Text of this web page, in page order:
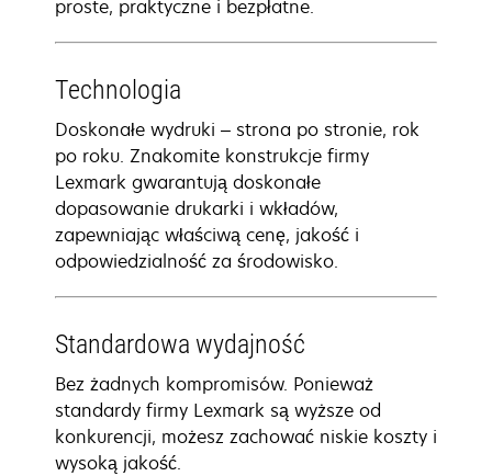
proste, praktyczne i bezpłatne.
Technologia
Doskonałe wydruki – strona po stronie, rok
po roku. Znakomite konstrukcje firmy
Lexmark gwarantują doskonałe
dopasowanie drukarki i wkładów,
zapewniając właściwą cenę, jakość i
odpowiedzialność za środowisko.
Standardowa wydajność
Bez żadnych kompromisów. Ponieważ
standardy firmy Lexmark są wyższe od
konkurencji, możesz zachować niskie koszty i
wysoką jakość.